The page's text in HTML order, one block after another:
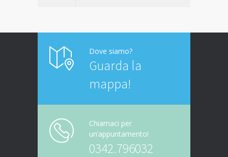
Dove siamo?
Guarda la
mappa!
Chiamaci per
un’appuntamento!
0342.796032